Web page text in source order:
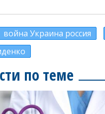
война Украина россия
по теме